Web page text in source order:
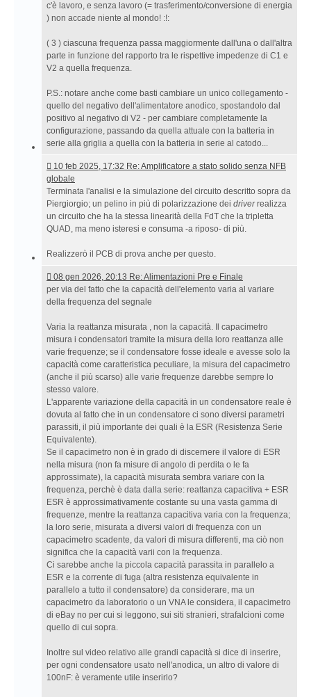
c'è lavoro, e senza lavoro (= trasferimento/conversione di energia
) non accade niente al mondo! :!:
( 3 ) ciascuna frequenza passa maggiormente dall'una o dall'altra
parte in funzione del rapporto tra le rispettive impedenze di C1 e
V2 a quella frequenza.
P.S.: notare anche come basti cambiare un unico collegamento -
quello del negativo dell'alimentatore anodico, spostandolo dal
positivo al negativo di V2 - per cambiare completamente la
configurazione, passando da quella attuale con la batteria in
serie alla griglia a quella con la batteria in serie al catodo...
10
feb
2025,
17:32 Re:
Amplificatore
a
solido
NFB
globale
10 feb 2025, 17:32 Re: Amplificatore a stato solido senza NFB
globale
Terminata l'analisi e la simulazione del circuito descritto sopra da
Piergiorgio; un pelino in più di polarizzazione dei driverrealizza
un circuito che ha la stessa linearità della FdT che la tripletta
QUAD, ma meno isteresi e consuma -a riposo- di più.
Realizzerò il PCB di prova anche per questo.
08
gen
2026,
Alimentazioni
Pre
e
Finale
08 gen 2026, 20:13 Re: Alimentazioni Pre e Finale
per via del fatto che la capacità dell'elemento varia al variare
della frequenza del segnale
Varia la reattanza misurata , non la capacità. Il capacimetro
misura i condensatori tramite la misura della loro reattanza alle
varie frequenze; se il condensatore fosse ideale e avesse solo la
capacità come caratteristica peculiare, la misura del capacimetro
(anche il più scarso) alle varie frequenze darebbe sempre lo
stesso valore.
L'apparente variazione della capacità in un condensatore reale è
dovuta al fatto che in un condensatore ci sono diversi parametri
parassiti, il più importante dei quali è la ESR (Resistenza Serie
Equivalente).
Se il capacimetro non è in grado di discernere il valore di ESR
nella misura (non fa misure di angolo di perdita o le fa
approssimate), la capacità misurata sembra variare con la
frequenza, perchè è data dalla serie: reattanza capacitiva + ESR
ESR è approssimativamente costante su una vasta gamma di
frequenze, mentre la reattanza capacitiva varia con la frequenza;
la loro serie, misurata a diversi valori di frequenza con un
capacimetro scadente, da valori di misura differenti, ma ciò non
significa che la capacità varii con la frequenza.
Ci sarebbe anche la piccola capacità parassita in parallelo a
ESR e la corrente di fuga (altra resistenza equivalente in
parallelo a tutto il condensatore) da considerare, ma un
capacimetro da laboratorio o un VNA le considera, il capacimetro
di eBay no per cui si leggono, sui siti stranieri, strafalcioni come
quello di cui sopra.
Inoltre sul video relativo alle grandi capacità si dice di inserire,
per ogni condensatore usato nell'anodica, un altro di valore di
100nF: è veramente utile inserirlo?